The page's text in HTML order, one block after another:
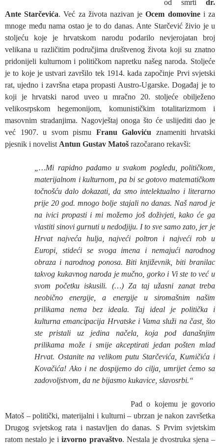
od smrti dr.
Ante Starčevića. Već za života nazivan jeOcem domovinei za
mnoge među nama ostao je to do danas. Ante Starčević živio je u
stoljeću koje je hrvatskom narodu podarilo nevjerojatan broj
velikana u različitim područjima društvenog života koji su znatno
pridonijeli kulturnom i političkom napretku našeg naroda. Stoljeće
je to koje je ustvari završilo tek 1914. kada započinje Prvi svjetski
rat, ujedno i završna etapa propasti Austro-Ugarske. Događaj je to
koji je hrvatski narod uveo u mračno 20. stoljeće obilježeno
velikosrpskom hegemonijom, komunističkim totalitarizmom i
masovnim stradanjima. Nagovještaj onoga što će uslijediti dao je
već 1907. u svom pismu Franu Galoviću znameniti hrvatski
pjesnik i novelist Antun Gustav Matoš razočarano rekavši:
„…Mi rapidno padamo u svakom pogledu, političkom,
materijalnom i kulturnom, pa bi se gotovo matematičkom
točnošću dalo dokazati, da smo intelektualno i literarno
prije 20 god. mnogo bolje stajali no danas. Naš narod je
na ivici propasti i mi možemo još doživjeti, kako će ga
vlastiti sinovi gurnuti u nedodjiju. I to sve samo zato, jer je
Hrvat najveća hulja, najveći poltron i najveći rob u
Europi, stideći se svoga imena i nemajući narodnog
obraza i narodnog ponosa. Biti književnik, biti branilac
takvog kukavnog naroda je mučno, gorko i Vi ste to već u
svom početku iskusili. (…) Za taj užasni zanat treba
neobično energije, a energije u siromašnim našim
prilikama nema bez ideala. Taj ideal je politička i
kulturna emancipacija Hrvatske i Vama služi na čast, što
ste pristali uz jedina načela, koja pod današnjim
prilikama može i smije akceptirati jedan pošten mlad
Hrvat. Ostanite na velikom putu Starčevića, Kumičića i
Kovačića! Ako i ne dospijemo do cilja, umrijet ćemo sa
zadovoljstvom, da ne bijasmo kukavice, slavosrbi.“
Pad o kojemu je govorio
Matoš – politički, materijalni i kulturni – ubrzan je nakon završetka
Drugog svjetskog rata i nastavljen do danas. S Prvim svjetskim
ratom nestalo je iizvorno pravaštvo. Nestala je dvostruka sjena –